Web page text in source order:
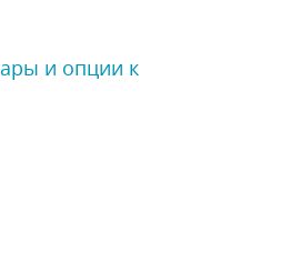
и опции к